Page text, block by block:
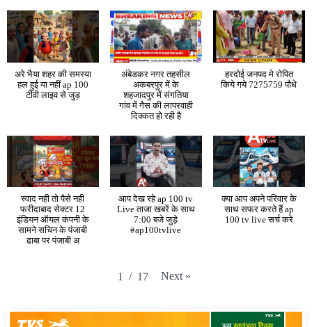
अरे भैया शहर की समस्या
हल हुई या नहीं ap 100
टीवी लाइव से जुड़
अंबेडकर नगर तहसील
अकबरपुर में के
शहजादपुर में संगतिया
गांव में गैस की लापरवाही
दिक्कत हो रही है
हरदोई जनपद मे रोपित
किये गये 7275759 पौधे
स्वाद नही तो पैसे नही
फरीदाबाद सेक्टर 12
इंडियन ऑयल कंपनी के
सामने सचिन के पंजाबी
ढाबा पर पंजाबी अ
आप देख रहे ap 100 tv
Live ताजा खबरें के साथ
7:00 बजे जुड़े
#ap100tvlive
क्या आप अपने परिवार के
साथ सफर करते हैं ap
100 tv live सर्च करे
1 / 17 Next »